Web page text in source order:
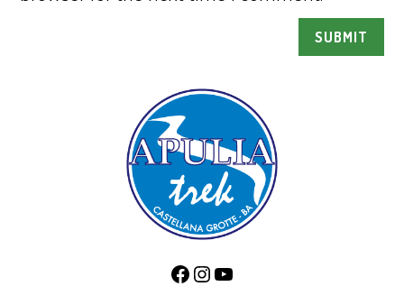
Facebook
Instagram
YouTube